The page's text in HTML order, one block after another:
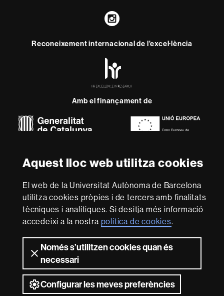
Aquest lloc web utilitza cookies
El web de la Universitat Autònoma de Barcelona
utilitza cookies pròpies i de tercers amb finalitats
tècniques i analítiques. Si desitja més informació
accedeixi a la nostra política de cookies.
Només s’utilitzen cookies quan és
necessari
Configurar les meves preferències
Instagram
Reconeixement internacional de l'excel·lència
-
Amb el finançament de
aquest
Avís legal
web Accessibilitat web Mapa del web UAB
Som una universitat capdavantera que imparteix una
docència de qualitat, diversificada, multidisciplinària i
flexible, ajustada a les necessitats de la societat i
adaptada als nous models de l'Europa del coneixement.
La UAB és reconeguda internacionalment per la qualitat i
el caràcter innovador de la seva recerca.
2026 Universitat Autònoma de Barcelona